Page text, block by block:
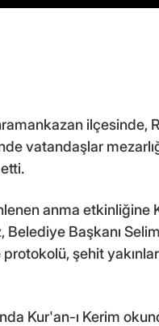
ilçesinde,
vatandaşlar
anma etkinliğine
Belediye Başkanı Selim
şehit
Kur'an-ı Kerim